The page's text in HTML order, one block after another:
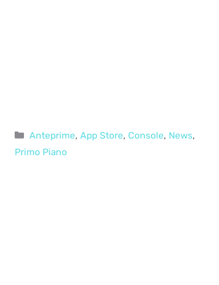
Categorie
Anteprime,App Store, Console, News,
Primo Piano